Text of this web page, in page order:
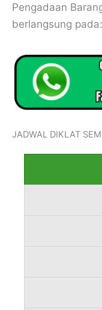
Pengadaan
berlangsung pada:
JADWAL DIKLAT